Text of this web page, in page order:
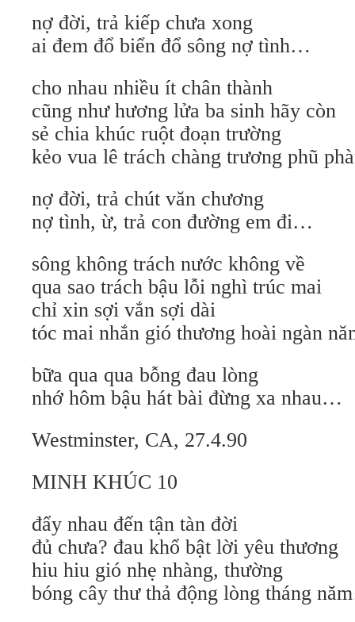
nợ đời, trả kiếp chưa xong
ai đem đổ biển đổ sông nợ tình…
cho nhau nhiều ít chân thành
cũng như hương lửa ba sinh hãy còn
sẻ chia khúc ruột đoạn trường
kẻo vua lê trách chàng trương phũ
nợ đời, trả chút văn chương
nợ tình, ừ, trả con đường em đi…
sông không trách nước không về
qua sao trách bậu lỗi nghì trúc mai
chỉ xin sợi vắn sợi dài
tóc mai nhắn gió thương hoài ngàn
bữa qua qua bỗng đau lòng
nhớ hôm bậu hát bài đừng xa nhau…
Westminster, CA, 27.4.90
MINH KHÚC 10
đẩy nhau đến tận tàn đời
đủ chưa? đau khổ bật lời yêu thương
hiu hiu gió nhẹ nhàng, thường
bóng cây thư thả động lòng tháng